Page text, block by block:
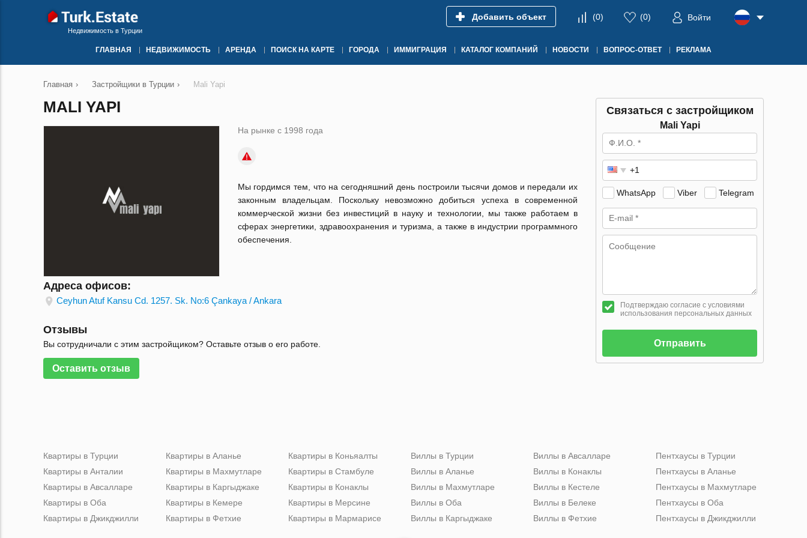
Недвижимость в Турции
Добавить объект (0) (0) Войти
ГЛАВНАЯ НЕДВИЖИМОСТЬ АРЕНДА ПОИСК НА КАРТЕ ГОРОДА ИММИГРАЦИЯ КАТАЛОГ КОМПАНИЙ НОВОСТИ ВОПРОС-ОТВЕТ РЕКЛАМА
Главная › Застройщики в Турции › Mali Yapi
MALI YAPI
На рынке с 1998 года
Мы гордимся тем, что на сегодняшний день построили тысячи домов и передали их
законным владельцам. Поскольку невозможно добиться успеха в современной
коммерческой жизни без инвестиций в науку и технологии, мы также работаем в
сферах энергетики, здравоохранения и туризма, а также в индустрии программного
обеспечения.
Адреса офисов:
Ceyhun Atuf Kansu Cd. 1257. Sk. No:6 Çankaya / Ankara
Отзывы
Вы сотрудничали с этим застройщиком? Оставьте отзыв о его работе.
Оставить отзыв
Связаться с застройщиком
Mali Yapi
WhatsApp Viber Telegram
Подтверждаю согласие с условиями
использования персональных данных
Отправить
Квартиры в Турции
Квартиры в Анталии
Квартиры в Авсалларе
Квартиры в Оба
Квартиры в Джикджилли
Квартиры в Аланье
Квартиры в Махмутларе
Квартиры в Каргыджаке
Квартиры в Кемере
Квартиры в Фетхие
Квартиры в Коньяалты
Квартиры в Стамбуле
Квартиры в Конаклы
Квартиры в Мерсине
Квартиры в Мармарисе
Виллы в Турции
Виллы в Аланье
Виллы в Махмутларе
Виллы в Оба
Виллы в Каргыджаке
Виллы в Авсалларе
Виллы в Конаклы
Виллы в Кестеле
Виллы в Белеке
Виллы в Фетхие
Пентхаусы в Турции
Пентхаусы в Аланье
Пентхаусы в Махмутларе
Пентхаусы в Оба
Пентхаусы в Джикджилли